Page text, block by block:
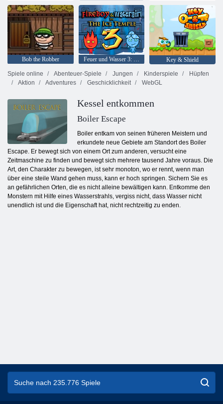
Bob the Robber
Key & Shield
Spiele online
Abenteuer-Spiele Jungen Kinderspiele
Hüpfen
Aktion
Adventures Geschicklichkeit WebGL
Kessel entkommen
Boiler Escape
Boiler entkam von seinen früheren Meistern und
erkundete neue Gebiete am Standort des Boiler
Escape. Er bewegt sich von einem Ort zum anderen, versucht eine
Zeitmaschine zu finden und bewegt sich mehrere tausend Jahre voraus. Die
Art, den Charakter zu bewegen, ist sehr monoton, wo er rennt, wenn man
über eine steile Wand gehen muss, kann er hoch springen. Sichern Sie es
an gefährlichen Orten, die es nicht alleine bewältigen kann. Entkomme den
Monstern mit Hilfe eines Wasserstrahls, vergiss nicht, dass Wasser nicht
unendlich ist und die Eigenschaft hat, nicht rechtzeitig zu enden.